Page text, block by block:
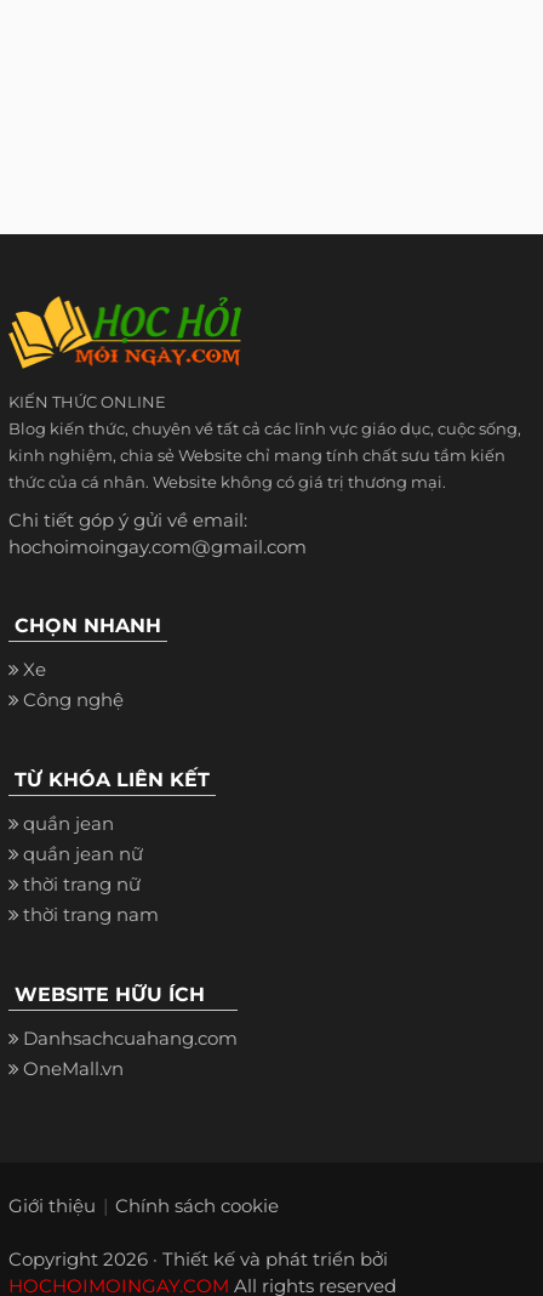
KIẾN THỨC ONLINE
Blog kiến thức, chuyên về tất cả các lĩnh vực giáo dục, cuộc sống,
kinh nghiệm, chia sẻ Website chỉ mang tính chất sưu tầm kiến
thức của cá nhân. Website không có giá trị thương mại.
Chi tiết góp ý gửi về email:
hochoimoingay.com@gmail.com
CHỌN NHANH
Xe
Công nghệ
TỪ KHÓA LIÊN KẾT
quần jean
quần jean nữ
thời trang nữ
thời trang nam
WEBSITE HỮU ÍCH
Danhsachcuahang.com
OneMall.vn
Giới thiệu Chính sách cookie
Copyright 2026 · Thiết kế và phát triển bởi
HOCHOIMOINGAY.COM All rights reserved